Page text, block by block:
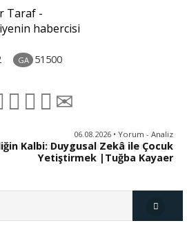
GA 51500
06.08.2026 • Yorum - Analiz
Kalbi: Duygusal Zekâ ile Çocuk
Yetiştirmek |Tuğba Kayaer